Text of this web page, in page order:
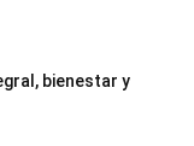
bienestar y